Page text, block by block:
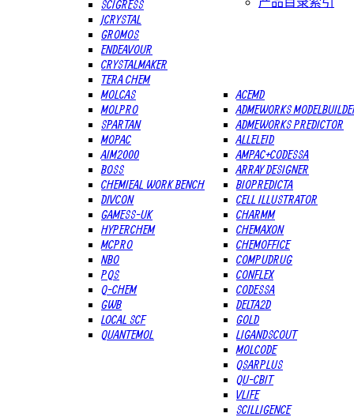
SCIGRESS
JCRYSTAL
GROMOS
ENDEAVOUR
CRYSTALMAKER
TERA CHEM
MOLCAS
MOLPRO
SPARTAN
MOPAC
AIM2000
BOSS
CHEMIEAL WORK BENCH
DIVCON
GAMESS-UK
HYPERCHEM
MCPRO
NBO
PQS
Q-CHEM
GWB
LOCAL SCF
QUANTEMOL
ACEMD
ADMEWORKS
ADMEWORKS PREDICTOR
ALLELEID
AMPAC+CODESSA
ARRAY DESIGNER
BIOPREDICTA
CELL ILLUSTRATOR
CHARMM
CHEMAXON
CHEMOFFICE
COMPUDRUG
CONFLEX
CODESSA
DELTA2D
GOLD
LIGANDSCOUT
MOLCODE
QSARPLUS
QU-CBIT
VLIFE
SCILLIGENCE